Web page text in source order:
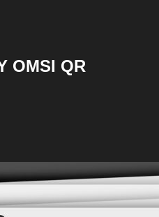
OMSI QR